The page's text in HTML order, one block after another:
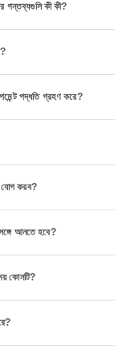
গন্তব্যগুলি কী কী?
পদ্ধতি গ্রহণ করে?
করব?
আনতে হবে?
কোনটি?